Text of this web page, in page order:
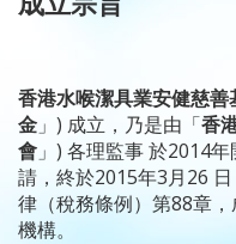
香港水喉潔具業安健慈善
金 」) 成立，乃是由「香
會 」) 各理監事 於2014
請，終於2015年3月26
律（稅務條例）第88章
機構。